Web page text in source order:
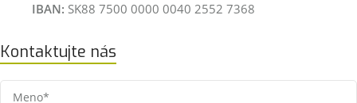
IBAN: SK88 7500 0000 0040 2552 7368
Kontaktujte nás